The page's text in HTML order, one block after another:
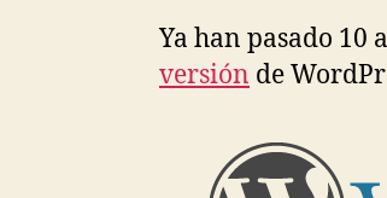
Ya han pasado 10
versión de